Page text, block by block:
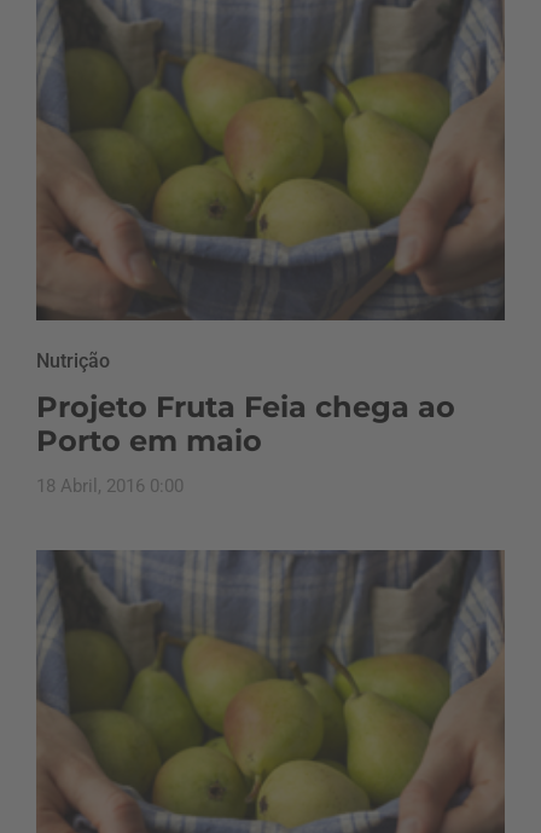
Nutrição
Projeto Fruta Feia chega ao
Porto em maio
18 Abril, 2016 0:00